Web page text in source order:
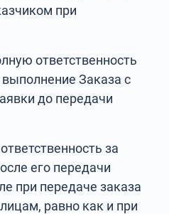
при
ответственность
Заказа с
до передачи
за
его передачи
при передаче заказа
равно как и при